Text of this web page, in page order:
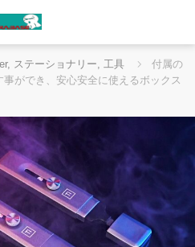
, ステーショナリー, 工具
付属の
ができ、安心安全に使えるボックス